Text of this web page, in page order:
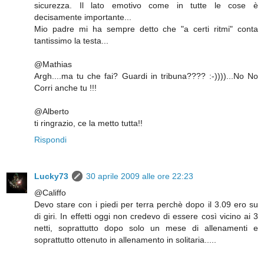
sicurezza. Il lato emotivo come in tutte le cose è
decisamente importante...
Mio padre mi ha sempre detto che "a certi ritmi" conta
tantissimo la testa...
@Mathias
Argh....ma tu che fai? Guardi in tribuna???? :-))))...No No
Corri anche tu !!!
@Alberto
ti ringrazio, ce la metto tutta!!
Rispondi
Lucky73
30 aprile 2009 alle ore 22:23
@Califfo
Devo stare con i piedi per terra perchè dopo il 3.09 ero su
di giri. In effetti oggi non credevo di essere così vicino ai 3
netti, soprattutto dopo solo un mese di allenamenti e
soprattutto ottenuto in allenamento in solitaria.....